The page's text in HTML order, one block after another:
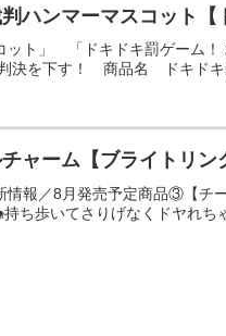
ハンマーマスコット【
ット」 「ドキドキ罰ゲーム
ル判決を下す！ 商品名
ャーム【ブライトリン
報／8月発売予定商品③【チ
ち歩いてさりげなくドヤれち